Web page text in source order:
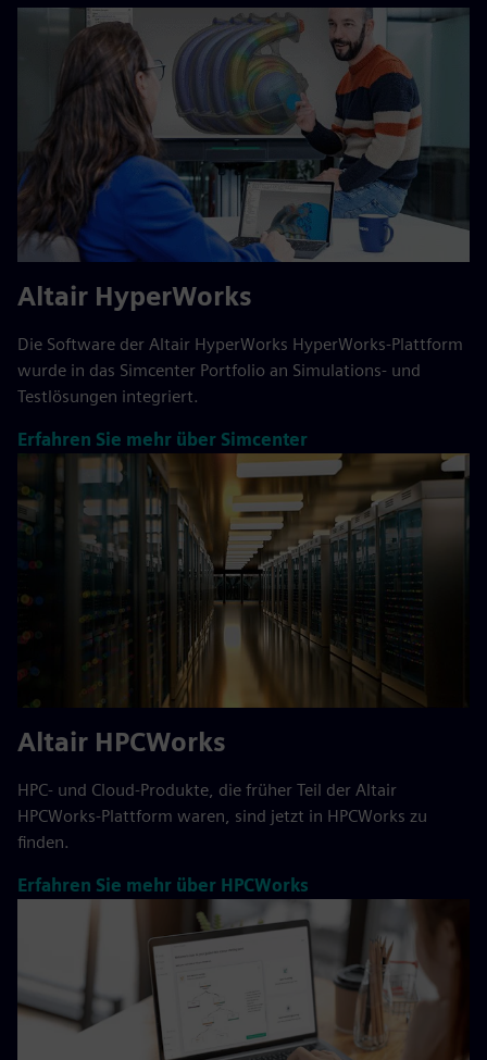
Altair HyperWorks
Die Software der Altair HyperWorks HyperWorks-Plattform
wurde in das Simcenter Portfolio an Simulations- und
Testlösungen integriert.
Erfahren Sie mehr über Simcenter
Altair HPCWorks
HPC- und Cloud-Produkte, die früher Teil der Altair
HPCWorks-Plattform waren, sind jetzt in HPCWorks zu
finden.
Erfahren Sie mehr über HPCWorks